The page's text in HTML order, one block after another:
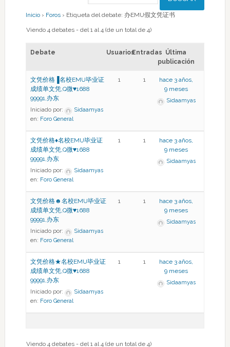
Inicio › Foros › Etiqueta del debate: 办EMU假文凭证书
Viendo 4 debates - del 1 al 4 (de un total de 4)
Debate UsuariosEntradas Última
publicación
文凭价格▐名校EMU毕业证
成绩单文凭,Q微♥1688
99991,办东
Iniciado por:
Sidaamyas
en: Foro General
1 1
hace 3 años,
9 meses
Sidaamyas
文凭价格♦名校EMU毕业证
成绩单文凭,Q微♥1688
99991,办东
Iniciado por:
Sidaamyas
en: Foro General
1 1
hace 3 años,
9 meses
Sidaamyas
文凭价格☻名校EMU毕业证
成绩单文凭,Q微♥1688
99991,办东
Iniciado por:
Sidaamyas
en: Foro General
1 1
hace 3 años,
9 meses
Sidaamyas
文凭价格★名校EMU毕业证
成绩单文凭,Q微♥1688
99991,办东
Iniciado por:
Sidaamyas
en: Foro General
1 1
hace 3 años,
9 meses
Sidaamyas
Viendo 4 debates - del 1 al 4 (de un total de 4)